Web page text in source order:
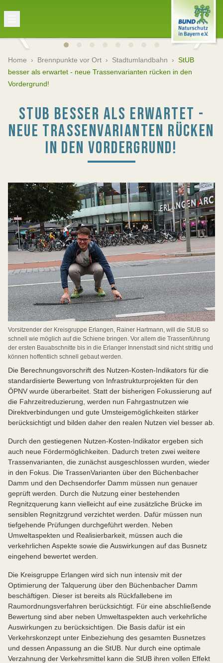
Home › Brennpunkte vor Ort › Stadtumlandbahn › StUB
besser als erwartet - neue Trassenvarianten rücken in den
Vordergrund!
STUB BESSER ALS ERWARTET -
NEUE TRASSENVARIANTEN RÜCKEN
IN DEN VORDERGRUND!
Vorsitzender der Kreisgruppe Erlangen, Rainer Hartmann, will die StUB so
schnell wie möglich auf die Schiene bringen. Vor allem die Trassenführung
der ersten Bauabschnitte bis in die Erlanger Innenstadt sind nicht strittig und
können hoffentlich schnell gebaut werden.
Die Berechnungsvorschrift des Nutzen-Kosten-Indikators für die
standardisierte Bewertung von Infrastrukturprojekten für den
ÖPNV wurde überarbeitet. Statt der bisherigen Fokussierung auf
die Fahrzeitreduzierung, werden nun Fahrgastnutzen wie
Direktverbindungen und gute Umsteigemöglichkeiten stärker
berücksichtigt und bilden daher den realen Nutzen viel besser ab.
Durch den gestiegenen Nutzen-Kosten-Indikator ergeben sich
auch neue Fördermöglichkeiten. Dadurch treten zwei weitere
Trassenvarianten, die zunächst ausgeschlossen wurden, wieder
in den Fokus. Die TrassenVarianten über den Büchenbacher
Damm und den Dechsendorfer Damm müssen nun genauer
geprüft werden. Durch die Nutzung einer bestehenden
Regnitzquerung kann vielleicht auf eine zusätzliche Brücke im
sensiblen Regnitzgrund verzichtet werden. Dafür müssen nun
tiefgehende Prüfungen durchgeführt werden. Neben
Umweltaspekten und Realisierbarkeit, müssen auch die
verkehrlichen Aspekte sowie die Auswirkungen auf das Busnetz
eingehend bewertet werden.
Die Kreisgruppe Erlangen wird sich nun intensiv mit der
Optimierung der Talquerung über den Büchenbacher Damm
beschäftigen. Dieser ist bereits als Rückfallebene im
Raumordnungsverfahren berücksichtigt. Für eine abschließende
Bewertung sind aber neben Umweltaspekten auch verkehrliche
Auswirkungen zu berücksichtigen. Die Basis dafür ist ein
Verkehrskonzept unter Einbeziehung des gesamten Busnetzes
und dessen Anpassung an die StUB. Nur durch eine optimale
Verzahnung der Verkehrsmittel kann die StUB ihren vollen Effekt